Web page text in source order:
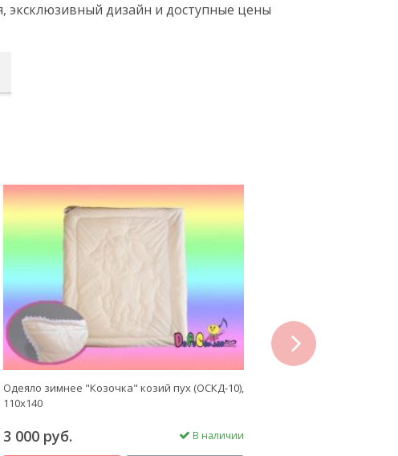
эксклюзивный дизайн и доступные цены
Одеяло зимнее "Козочка" козий пух (ОСКД-10),
110x140
3 000 руб. В наличии
next